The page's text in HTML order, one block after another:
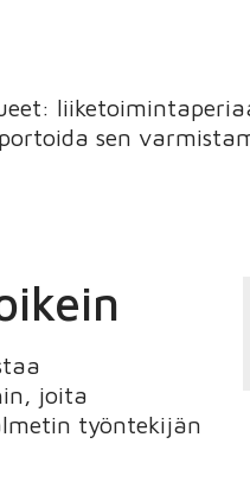
sen
joita
työntekijän